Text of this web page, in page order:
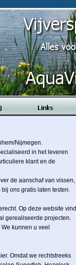
Nijmegen.
in het leveren
klant en de
de aanschaf van vissen,
ons gratis laten testen.
Op deze website vind
gerealiseerde projecten.
kunnen u veel
Omdat we rechtstreeks